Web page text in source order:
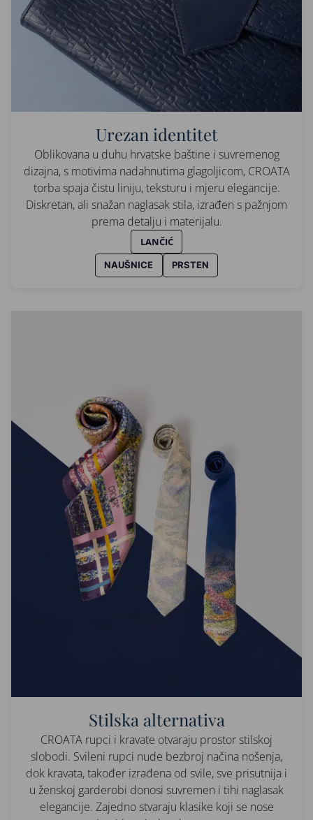
Urezan identitet
Oblikovana u duhu hrvatske baštine i suvremenog
dizajna, s motivima nadahnutima glagoljicom, CROATA
torba spaja čistu liniju, teksturu i mjeru elegancije.
Diskretan, ali snažan naglasak stila, izrađen s pažnjom
prema detalju i materijalu.
LANČIĆ
NAUŠNICE PRSTEN
Stilska alternativa
CROATA rupci i kravate otvaraju prostor stilskoj
slobodi. Svileni rupci nude bezbroj načina nošenja,
dok kravata, također izrađena od svile, sve prisutnija i
u ženskoj garderobi donosi suvremen i tihi naglasak
elegancije. Zajedno stvaraju klasike koji se nose